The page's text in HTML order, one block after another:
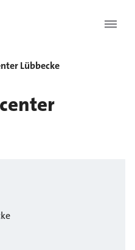
Lübbecke